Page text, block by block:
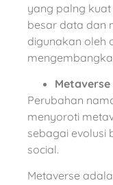
yang palng
besar data dan
digunakan oleh
Metaverse
Perubahan
menyoroti
sebagai evolusi
social.
Metaverse